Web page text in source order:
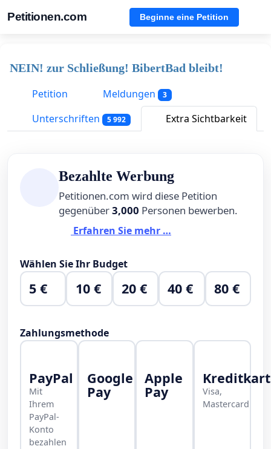
Petitionen.com Beginne eine Petition
NEIN! zur Schließung! BibertBad bleibt!
Petition
Meldungen 3
Unterschriften 5 992 Extra Sichtbarkeit
Bezahlte Werbung
Petitionen.com wird diese Petition
gegenüber3,000 Personen bewerben.
Erfahren Sie mehr …
Wählen Sie Ihr Budget
5 € 10 € 20 € 40 € 80 €
Zahlungsmethode
PayPal
Mit
Ihrem
PayPal-
Konto
bezahlen
Google
Pay
Apple
Pay
Visa,
Mastercard